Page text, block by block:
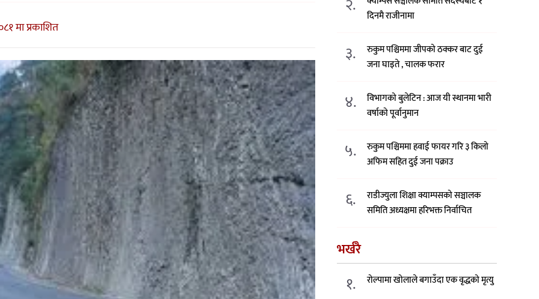
मा प्रकाशित
२.
दिनमै राजीनामा
३.
रुकुम पश्चिममा जीपको ठक्कर बाट दुई
जना घाइते , चालक फरार
४.
विभागको बुलेटिन : आज यी स्थानमा भारी
वर्षाको पूर्वानुमान
५.
रुकुम पश्चिममा हवाई फायर गरि ३ किलो
अफिम सहित दुई जना पक्राउ
६.
राडीज्युला शिक्षा क्याम्पसको सञ्चालक
समिति अध्यक्षमा हरिभक्त निर्वाचित
भर्खरै
१. रोल्पामा खोलाले बगाउँदा एक वृद्धको मृत्यु